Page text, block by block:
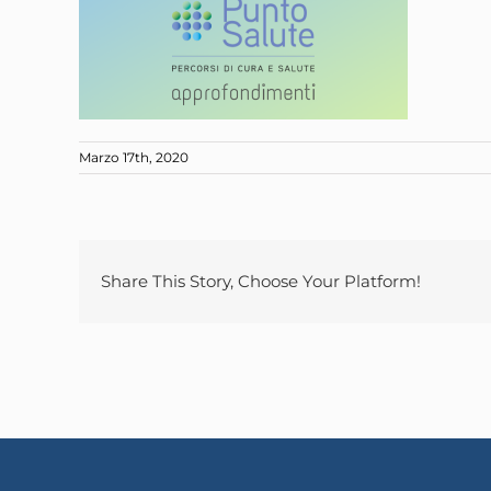
Marzo 17th, 2020
Share This Story, Choose Your Platform!